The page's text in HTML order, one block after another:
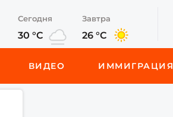
Сегодня
30 °C
Завтра
26 °C
ВИДЕО ИММИГРАЦИЯ